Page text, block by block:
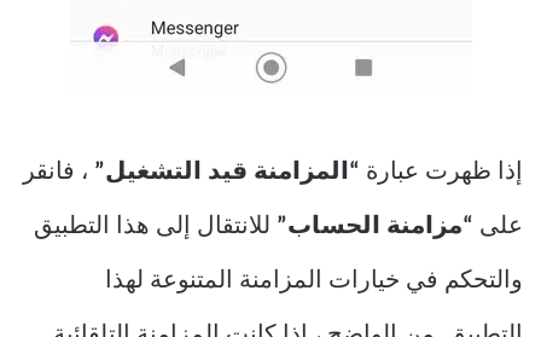
إذا ظهرت عبارة “المزامنة قيد التشغيل” ، فانقر
على “مزامنة الحساب” للانتقال إلى هذا التطبيق
والتحكم في خيارات المزامنة المتنوعة لهذا